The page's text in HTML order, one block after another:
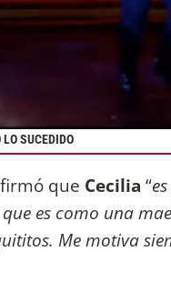
SUCEDIDO
que Cecilia “
es como una
Me motiva